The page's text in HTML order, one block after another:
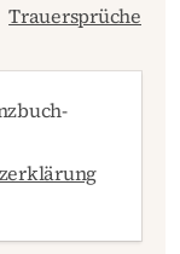
Trauersprüche